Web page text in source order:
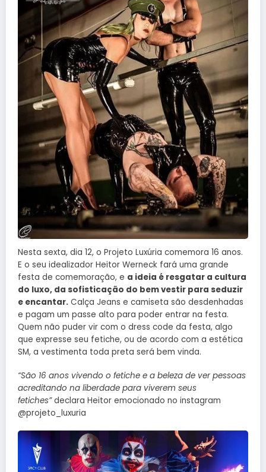
Nesta sexta, dia 12, o Projeto Luxúria comemora 16 anos.
E o seu idealizador Heitor Werneck fará uma grande
festa de comemoração, e a ideia é resgatar a cultura
do luxo, da sofisticação do bem vestir para seduzir
e encantar. Calça Jeans e camiseta são desdenhadas
e pagam um passe alto para poder entrar na festa.
Quem não puder vir com o dress code da festa, algo
que expresse seu fetiche, ou de acordo com a estética
SM, a vestimenta toda preta será bem vinda.
“São 16 anos vivendo o fetiche e a beleza de ver pessoas
acreditando na liberdade para viverem seus
fetiches”declara Heitor emocionado no instagram
@projeto_luxuria